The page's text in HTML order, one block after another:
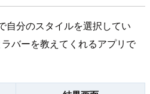
自分のスタイルを選択してい
バーを教えてくれるアプリで